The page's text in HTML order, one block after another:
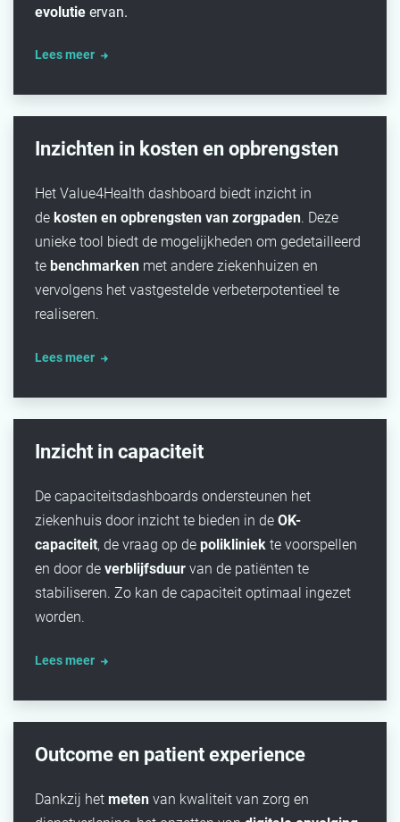
evolutie ervan.
Lees meer
Inzichten in kosten en opbrengsten
Het Value4Health dashboard biedt inzicht in
de kosten en opbrengsten van zorgpaden. Deze
unieke tool biedt de mogelijkheden om gedetailleerd
te benchmarken met andere ziekenhuizen en
vervolgens het vastgestelde verbeterpotentieel te
realiseren.
Lees meer
Inzicht in capaciteit
De capaciteitsdashboards ondersteunen het
ziekenhuis door inzicht te bieden in de OK-
capaciteit, de vraag op de polikliniek te voorspellen
en door de verblijfsduur van de patiënten te
stabiliseren. Zo kan de capaciteit optimaal ingezet
worden.
Lees meer
Outcome en patient experience
Dankzij het meten van kwaliteit van zorg en